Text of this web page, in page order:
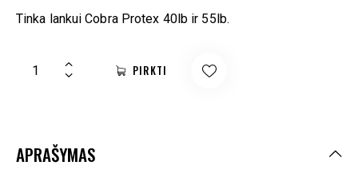
Tinka lankui Cobra Protex 40lb ir 55lb.
PIRKTI
APRAŠYMAS